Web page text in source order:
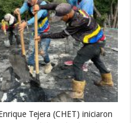
Tejera (CHET) iniciaron